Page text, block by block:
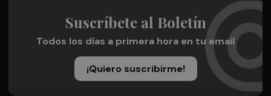
Suscríbete al Boletín
Todos los días a primera hora en tu email
¡Quiero suscribirme!